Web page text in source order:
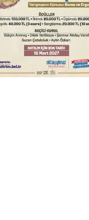
Bursa’da bugün hava
Bursa'da kontrolden çıkan
refüje çıktı